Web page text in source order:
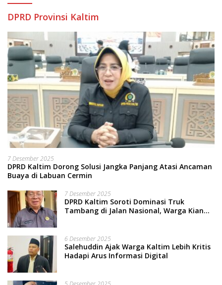
DPRD Provinsi Kaltim
7 Desember 2025
DPRD Kaltim Dorong Solusi Jangka Panjang Atasi Ancaman
Buaya di Labuan Cermin
7 Desember 2025
DPRD Kaltim Soroti Dominasi Truk
Tambang di Jalan Nasional, Warga Kian
6 Desember 2025
Salehuddin Ajak Warga Kaltim Lebih Kritis
Hadapi Arus Informasi Digital